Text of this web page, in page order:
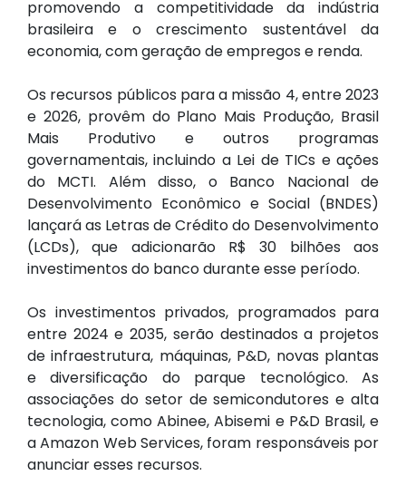
promovendo a competitividade da indústria
brasileira e o crescimento sustentável da
economia, com geração de empregos e renda.
Os recursos públicos para a missão 4, entre 2023
e 2026, provêm do Plano Mais Produção, Brasil
Mais Produtivo e outros programas
governamentais, incluindo a Lei de TICs e ações
do MCTI. Além disso, o Banco Nacional de
Desenvolvimento Econômico e Social (BNDES)
lançará as Letras de Crédito do Desenvolvimento
(LCDs), que adicionarão R$ 30 bilhões aos
investimentos do banco durante esse período.
Os investimentos privados, programados para
entre 2024 e 2035, serão destinados a projetos
de infraestrutura, máquinas, P&D, novas plantas
e diversificação do parque tecnológico. As
associações do setor de semicondutores e alta
tecnologia, como Abinee, Abisemi e P&D Brasil, e
a Amazon Web Services, foram responsáveis por
anunciar esses recursos.